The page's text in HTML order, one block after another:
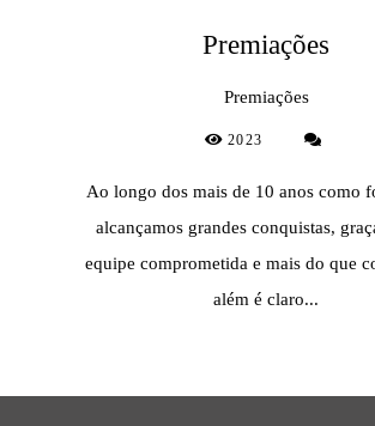
Premiações
Premiações
2023
Ao longo dos mais de 10 anos como
alcançamos grandes conquistas,
equipe comprometida e mais do que
além é claro...